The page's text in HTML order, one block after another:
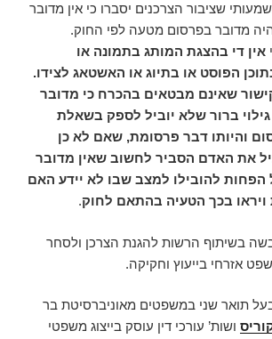
שציבור הצרכנים יסברו כי אין מדובר
מדובר בפרסום מטעה לפי החוק.
אין די בהצגת המותג בתמונה או
הפוסט או בתיוג או האשטאג לצידו.
שאינם מבטאים בהכרח כי מדובר
ברור שלא יוביל לספק בשאלת
והיותו דבר פרסומת, שאם לא כן
את האדם הסביר לחשוב שאין מדובר
הפחות להובילו למצב שבו לא יידע האם
בכך הטעיה בהתאם לחוק.
בשיתוף הרשות להגנת הצרכן ולסחר
אזרחי בייעוץ וחקיקה.
תואר שני במשפטים מאוניברסיטת בר
ושות’ עורכי דין עוסק בייצוג משפטי